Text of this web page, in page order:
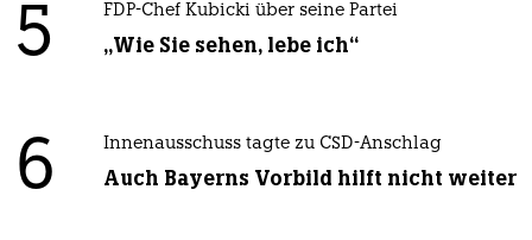
5 FDP-Chef Kubicki über seine Partei
„Wie Sie sehen, lebe ich“
6 Innenausschuss tagte zu CSD-Anschlag
Auch Bayerns Vorbild hilft nicht weiter